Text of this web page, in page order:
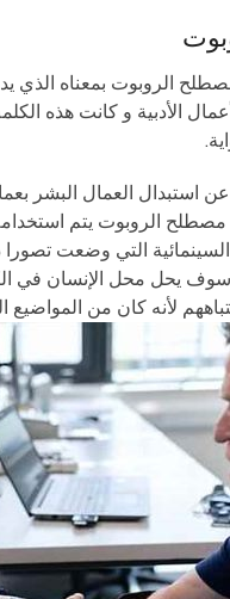
الروبوت بمعناه الذي
الأدبية و كانت هذه
استبدال العمال البشر
مصطلح الروبوت يتم
السينمائية التي وضعت
سوف يحل محل الإنسان في
لأنه كان من المواضيع